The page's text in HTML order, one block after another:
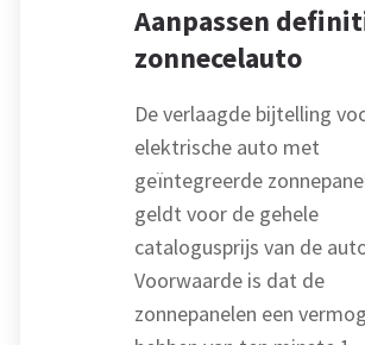
Aanpassen
zonnecelauto
De verlaagde bijtelling
elektrische auto met
geïntegreerde
geldt voor de gehele
catalogusprijs van de
Voorwaarde is dat de
zonnepanelen een